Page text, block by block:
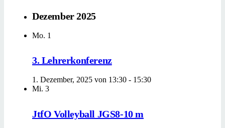
Dezember 2025
Mo. 1
3. Lehrerkonferenz
1. Dezember, 2025 von 13:30 - 15:30
Mi. 3
JtfO Volleyball JGS8-10 m